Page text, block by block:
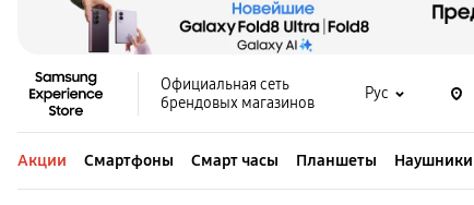
Официальная сеть
брендовых магазинов
Рус
Акции Смартфоны Смарт часы Планшеты Наушники